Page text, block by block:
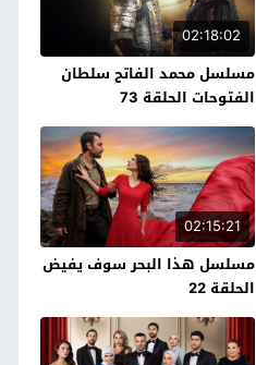
02:18:02
مسلسل محمد الفاتح سلطان
الفتوحات الحلقة 73
02:15:21
مسلسل هذا البحر سوف يفيض
الحلقة 22